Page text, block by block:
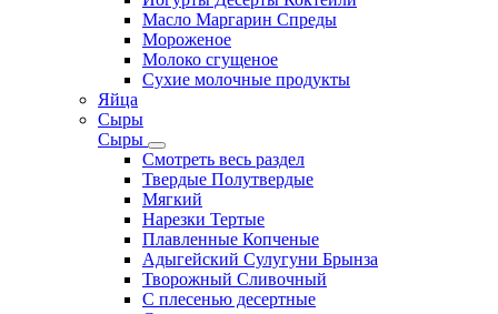
Масло Маргарин Спреды
Мороженое
Молоко сгущеное
Сухие молочные продукты
Яйца
Сыры
Сыры
Смотреть весь раздел
Твердые Полутвердые
Мягкий
Нарезки Тертые
Плавленные Копченые
Адыгейский Сулугуни Брынза
Творожный Сливочный
С плесенью десертные